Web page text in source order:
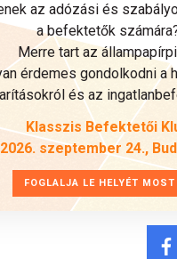
az adózási és
a befektetők
Merre tart az
érdemes gondolkodni a
és az
Klasszis Befektetői
2026. szeptember 24.,
FOGLALJA LE HELYÉT MOST